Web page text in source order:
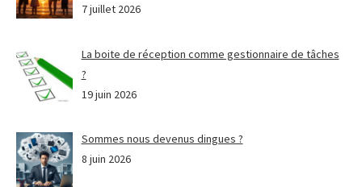
7 juillet 2026
La boite de réception comme gestionnaire de tâches
?
19 juin 2026
Sommes nous devenus dingues ?
8 juin 2026